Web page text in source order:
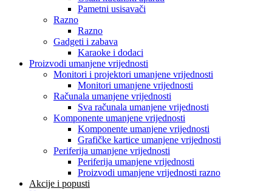
Pametni usisavači
Razno
Razno
Gadgeti i zabava
Karaoke i dodaci
Proizvodi umanjene vrijednosti
Monitori i projektori umanjene vrijednosti
Monitori umanjene vrijednosti
Računala umanjene vrijednosti
Sva računala umanjene vrijednosti
Komponente umanjene vrijednosti
Komponente umanjene vrijednosti
Grafičke kartice umanjene vrijednosti
Periferija umanjene vrijednosti
Periferija umanjene vrijednosti
Proizvodi umanjene vrijednosti razno
Akcije i popusti